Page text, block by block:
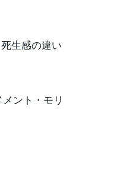
生感の違い
ント・モリ